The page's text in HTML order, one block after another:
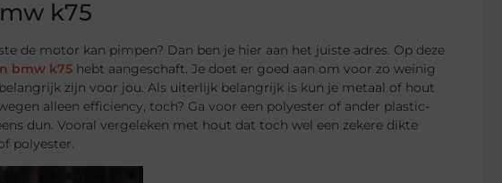
k75
de motor kan pimpen? Dan ben je hier aan het juiste adres. Op deze
bmw k75 hebt aangeschaft. Je doet er goed aan om voor zo weinig
zijn voor jou. Als uiterlijk belangrijk is kun je metaal of hout
alleen efficiency, toch? Ga voor een polyester of ander plastic-
dun. Vooral vergeleken met hout dat toch wel een zekere dikte
polyester.